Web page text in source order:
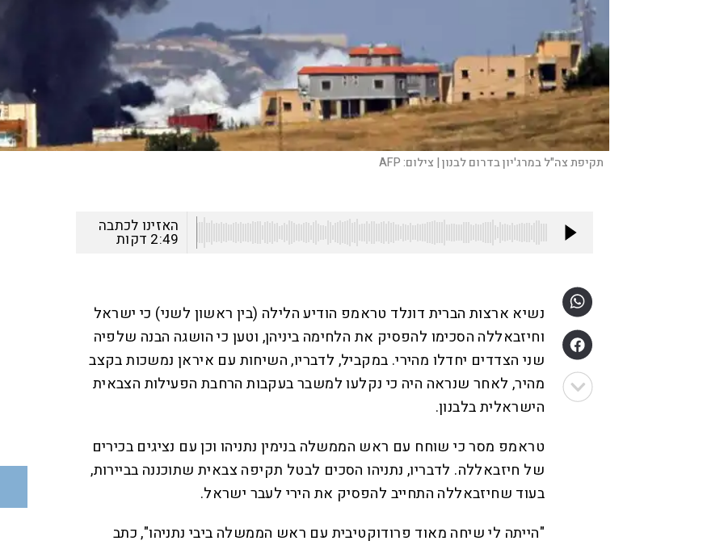
תקיפת צה"ל במרג'יון בדרום לבנון | צילום:AFP
האזינו לכתבה
2:49 דקות
נשיא ארצות הברית דונלד טראמפ הודיע הלילה (בין ראשון לשני) כי ישראל
וחיזבאללה הסכימו להפסיק את הלחימה ביניהן, וטען כי הושגה הבנה שלפיה
שני הצדדים יחדלו מהירי. במקביל, לדבריו, השיחות עם איראן נמשכות בקצב
מהיר, לאחר שנראה היה כי נקלעו למשבר בעקבות הרחבת הפעילות הצבאית
הישראלית בלבנון.
טראמפ מסר כי שוחח עם ראש הממשלה בנימין נתניהו וכן עם נציגים בכירים
של חיזבאללה. לדבריו, נתניהו הסכים לבטל תקיפה צבאית שתוכננה בביירות,
בעוד שחיזבאללה התחייב להפסיק את הירי לעבר ישראל.
"הייתה לי שיחה מאוד פרודוקטיבית עם ראש הממשלה ביבי נתניהו", כתב